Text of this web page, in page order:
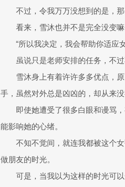
不过，令我万万没想到的是，
看来，雪沐也并不是完全没变
“所以我决定，我会帮助你适应
虽说只是老师安排的任务，不
雪沐身上有着许许多多优点，
手，虽然对外总是凶凶的，却从来
即使她遭受了很多白眼和谩骂
能影响她的心绪。
不知不觉间，就连我都被这个
做朋友的时光。
可是，当我以为这样的时光可